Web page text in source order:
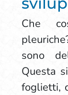
Che
sono
Questa
foglietti,